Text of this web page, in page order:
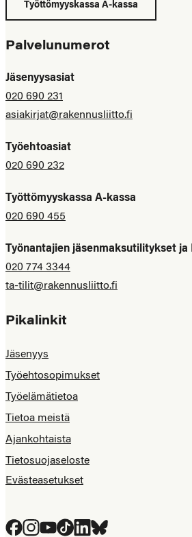
Työttömyyskassa A-kassa
Palvelunumerot
Jäsenyysasiat
020 690 231
asiakirjat@rakennusliitto.fi
Työehtoasiat
020 690 232
Työttömyyskassa A-kassa
020 690 455
Työnantajien jäsenmaksutilitykset ja
020 774 3344
ta-tilit@rakennusliitto.fi
Pikalinkit
Jäsenyys
Työehtosopimukset
Työelämätietoa
Tietoa meistä
Ajankohtaista
Tietosuojaseloste
Evästeasetukset
Facebook
Instagram
YouTube
TiktokLinkedIn
Bluesky